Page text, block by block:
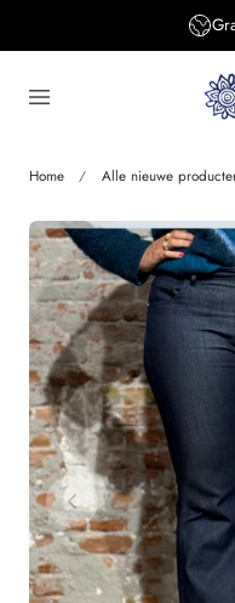
Gratis
Home Alle nieuwe